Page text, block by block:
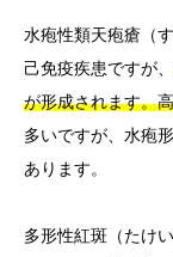
水疱性類天疱瘡（
己免疫疾患ですが、
が形成されます。
多いですが、水疱
あります。
多形性紅斑（たけ